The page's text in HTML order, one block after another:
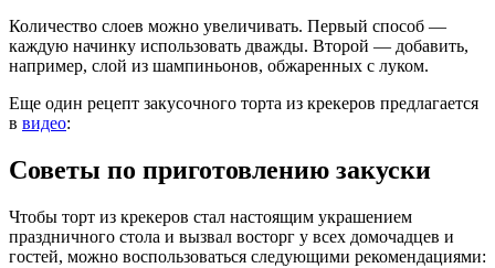
Количество слоев можно увеличивать. Первый способ —
каждую начинку использовать дважды. Второй — добавить,
например, слой из шампиньонов, обжаренных с луком.
Еще один рецепт закусочного торта из крекеров предлагается
в видео:
Советы по приготовлению закуски
Чтобы торт из крекеров стал настоящим украшением
праздничного стола и вызвал восторг у всех домочадцев и
гостей, можно воспользоваться следующими рекомендациями: